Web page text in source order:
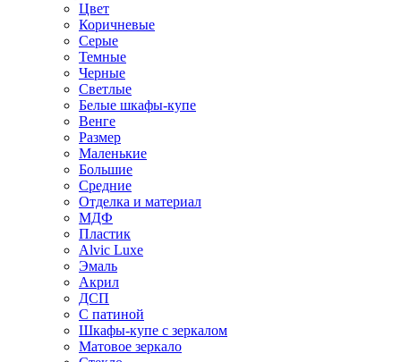
Цвет
Коричневые
Серые
Темные
Черные
Светлые
Белые шкафы-купе
Венге
Размер
Маленькие
Большие
Средние
Отделка и материал
МДФ
Пластик
Alvic Luxe
Эмаль
Акрил
ДСП
С патиной
Шкафы-купе с зеркалом
Матовое зеркало